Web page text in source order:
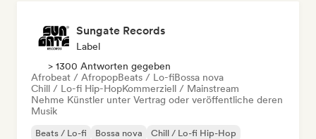
Sungate Records
Label
> 1300 Antworten gegeben
Afrobeat / AfropopBeats / Lo-fiBossa nova
Chill / Lo-fi Hip-HopKommerziell / Mainstream
Nehme Künstler unter Vertrag oder veröffentliche deren
Musik
Beats / Lo-fi Bossa nova
Chill / Lo-fi Hip-Hop